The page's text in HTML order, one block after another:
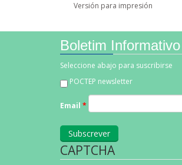
Versión para impresión
Boletim Informativo
Seleccione abajo para suscribirse
POCTEP newsletter
Email *
CAPTCHA